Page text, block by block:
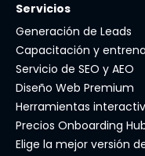
Servicios
Generación de Leads
Capacitación y
Servicio de SEO y AEO
Diseño Web Premium
Herramientas
Precios Onboarding
Elige la mejor versión